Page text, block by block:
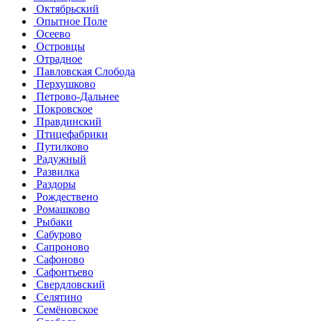
Октябрьский
Опытное Поле
Осеево
Островцы
Отрадное
Павловская Слобода
Перхушково
Петрово-Дальнее
Покровское
Правдинский
Птицефабрики
Путилково
Радужный
Развилка
Раздоры
Рождествено
Ромашково
Рыбаки
Сабурово
Сапроново
Сафоново
Сафонтьево
Свердловский
Селятино
Семёновское